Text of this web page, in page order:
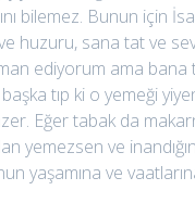
bilemez. Bunun için
ve huzuru, sana tat ve
ediyorum ama
tıp ki o yemeği
Eğer tabak da
yemezsen ve
yaşamına ve